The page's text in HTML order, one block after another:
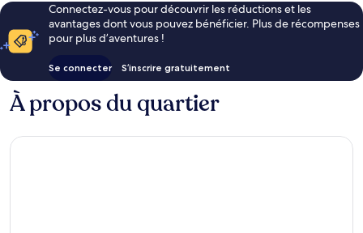
Connectez-vous pour découvrir les réductions et les
avantages dont vous pouvez bénéficier. Plus de récompenses
pour plus d’aventures !
Se connecter S’inscrire gratuitement
À propos du quartier